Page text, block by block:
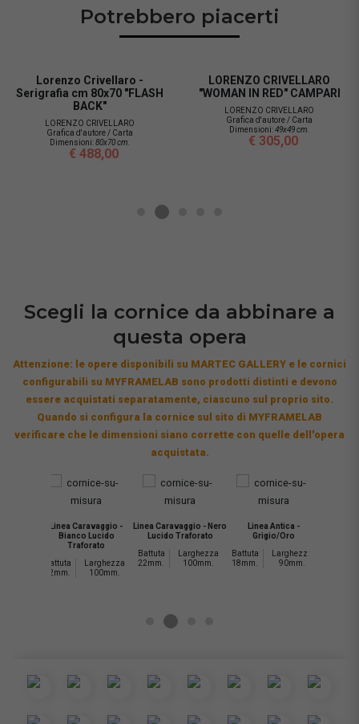
Potrebbero piacerti
Lorenzo Crivellaro -
Serigrafia cm 80x70 "FLASH
BACK"
LORENZO CRIVELLARO
Grafica d'autore / Carta
Dimensioni:80x70 cm.
€ 488,00
LORENZO CRIVELLARO
"WOMAN IN RED" CAMPARI
LORENZO CRIVELLARO
Grafica d'autore / Carta
Dimensioni:49x49 cm.
€ 305,00
Scegli la cornice da abbinare a
questa opera
Attenzione: le opere disponibili su MARTEC GALLERY e le cornici
configurabili su MYFRAMELAB sono prodotti distinti e devono
essere acquistati separatamente, ciascuno sul proprio sito.
Quando si configura la cornice sul sito di MYFRAMELAB
verificare che le dimensioni siano corrette con quelle dell'opera
acquistata.